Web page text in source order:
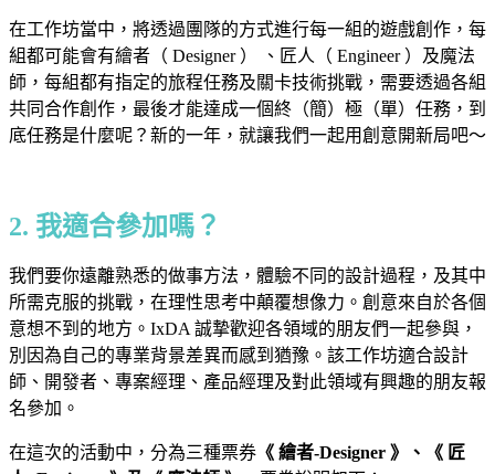
在工作坊當中，將透過團隊的方式進行每一組的遊戲創作，每
組都可能會有繪者（ Designer ） 、匠人（ Engineer ）及魔法
師，每組都有指定的旅程任務及關卡技術挑戰，需要透過各組
共同合作創作，最後才能達成一個終（簡）極（單）任務，到
底任務是什麼呢？新的一年，就讓我們一起用創意開新局吧～
2. 我適合參加嗎？
我們要你遠離熟悉的做事方法，體驗不同的設計過程，及其中
所需克服的挑戰，在理性思考中顛覆想像力。創意來自於各個
意想不到的地方。IxDA 誠摯歡迎各領域的朋友們一起參與，
別因為自己的專業背景差異而感到猶豫。該工作坊適合設計
師、開發者、專案經理、產品經理及對此領域有興趣的朋友報
名參加。
在這次的活動中，分為三種票券 《 繪者-Designer 》、《 匠